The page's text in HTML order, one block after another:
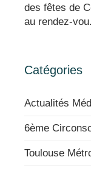
des fêtes de
au rendez-
Catégories
Actualités
6ème
Toulouse